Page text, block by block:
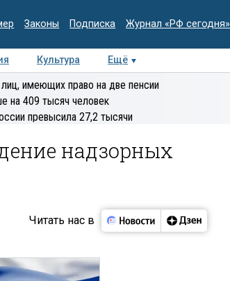
Законы Подписка Журнал «РФ сегодня»
Культура Ещё
Колумнисты
Деловая
имеющих право на две пенсии
на 409 тысяч человек
превысила 27,2 тысячи
надзорных
Читать нас в